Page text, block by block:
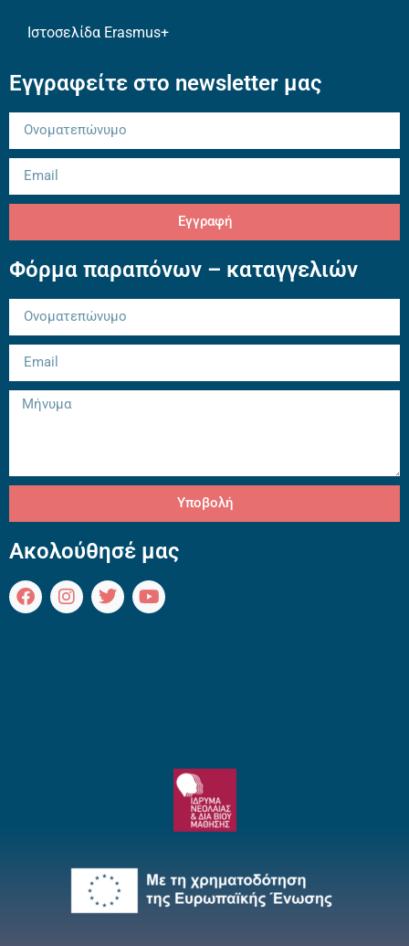
Ιστοσελίδα Erasmus+
Εγγραφείτε στο newsletter μας
Εγγραφή
Φόρμα παραπόνων – καταγγελιών
Υποβολή
Ακολούθησέ μας